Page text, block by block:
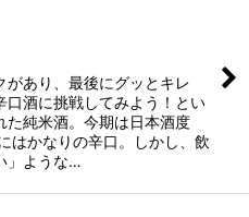
があり、最後にグッとキレ
口酒に挑戦してみよう！とい
た純米酒。今期は日本酒度
はかなりの辛口。しかし、飲
」ような…